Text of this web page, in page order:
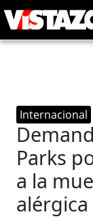
Internacional
Parks
a la
alérgica